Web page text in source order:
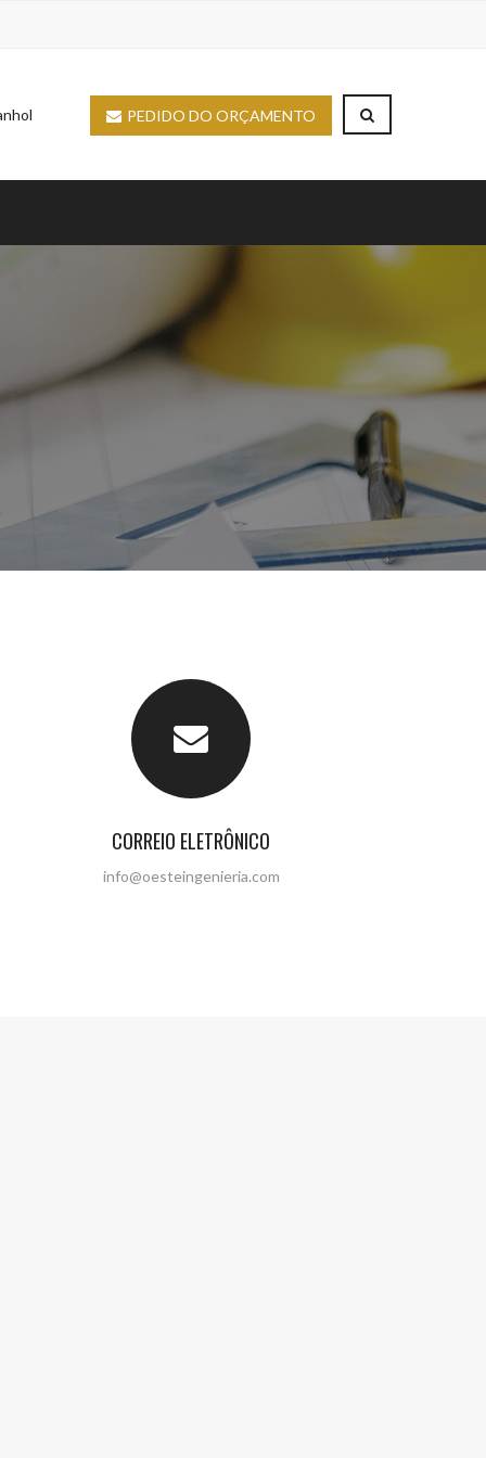
PEDIDO DO ORÇAMENTO
CORREIO ELETRÔNICO
info@oesteingenieria.com